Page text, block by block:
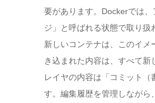
要があります。Dockerでは
ジ」と呼ばれる状態で取り扱
新しいコンテナは、このイ
き込まれた内容は、すべて新
レイヤの内容は「コミット
す。編集履歴を管理しながら